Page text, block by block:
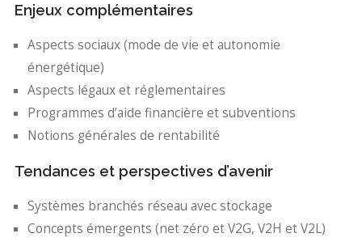
Enjeux complémentaires
Aspects sociaux (mode de vie et autonomie
énergétique)
Aspects légaux et réglementaires
Programmes d’aide financière et subventions
Notions générales de rentabilité
Tendances et perspectives d’avenir
Systèmes branchés réseau avec stockage
Concepts émergents (net zéro et V2G, V2H et V2L)